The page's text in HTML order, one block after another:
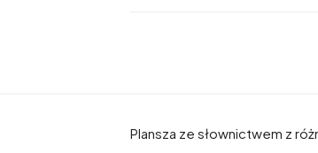
Plansza ze słownictwem z